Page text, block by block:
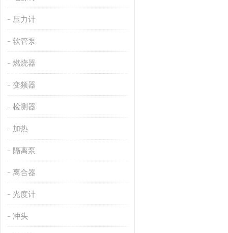
压力计
软管泵
燃烧器
变频器
检测器
加热
隔离泵
离合器
光度计
冲头